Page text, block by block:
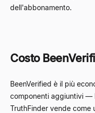
dell'abbonamento.
Costo
BeenVerified è il più
componenti aggiuntivi —
TruthFinder vende come